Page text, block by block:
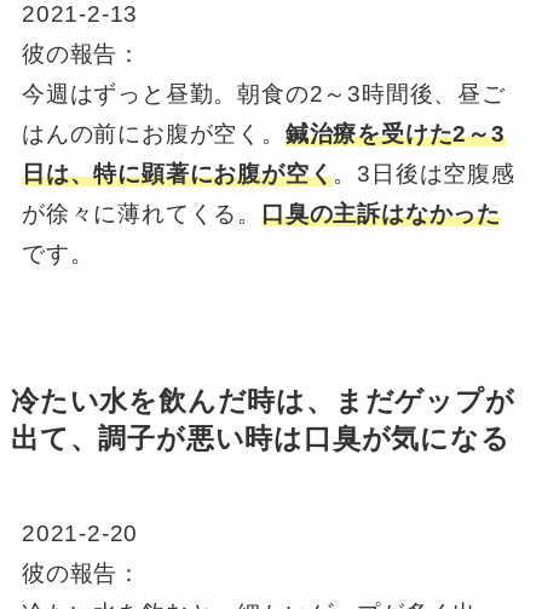
2021-2-13
彼の報告：
今週はずっと昼勤。朝食の2～3時間後、昼ご
はんの前にお腹が空く。 鍼治療を受けた2～3
日は、特に顕著にお腹が空く。3日後は空腹感
が徐々に薄れてくる。 口臭の主訴はなかった
です。
冷たい水を飲んだ時は、まだゲップが
出て、調子が悪い時は口臭が気になる
2021-2-20
彼の報告：